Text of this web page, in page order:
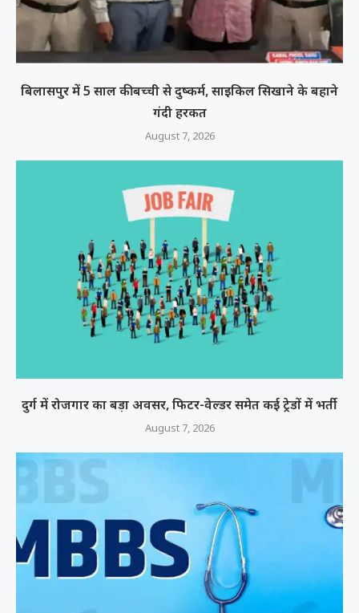
बिलासपुर में 5 साल की बच्ची से दुष्कर्म, साइकिल सिखाने के बहाने
गंदी हरकत
August 7, 2026
दुर्ग में रोजगार का बड़ा अवसर, फिटर-वेल्डर समेत कई ट्रेडों में भर्ती
August 7, 2026